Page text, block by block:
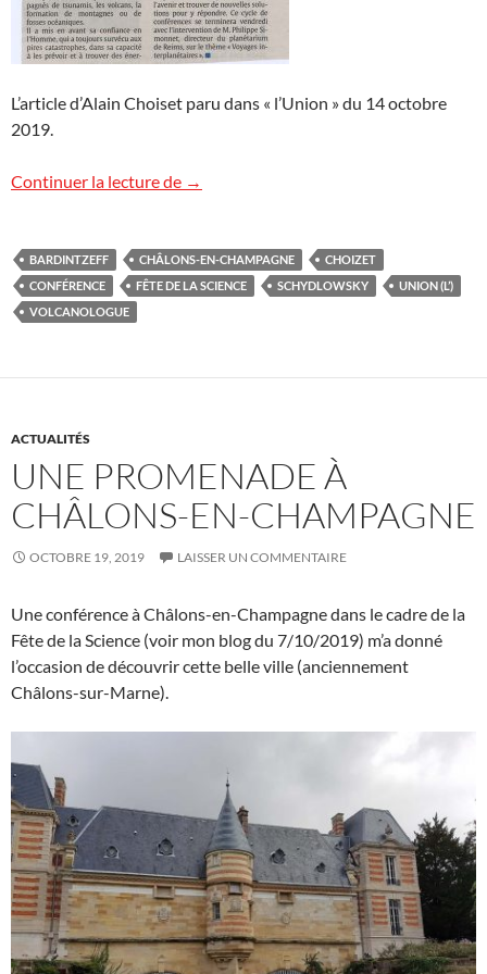
L’article d’Alain Choiset paru dans « l’Union » du 14 octobre
2019.
Continuer la lecture de Fête de la Science : article de presse
→
BARDINTZEFF CHÂLONS-EN-CHAMPAGNE
CHOIZET
CONFÉRENCE
FÊTE DE LA SCIENCE SCHYDLOWSKY
UNION (L’)
VOLCANOLOGUE
ACTUALITÉS
UNE PROMENADE À
CHÂLONS-EN-CHAMPAGNE
OCTOBRE 19, 2019 LAISSER UN COMMENTAIRE
Une conférence à Châlons-en-Champagne dans le cadre de la
Fête de la Science (voir mon blog du 7/10/2019) m’a donné
l’occasion de découvrir cette belle ville (anciennement
Châlons-sur-Marne).